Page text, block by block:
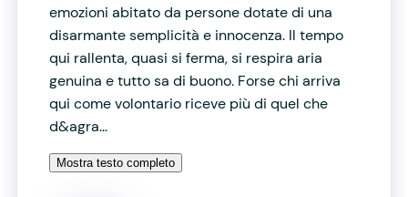
emozioni abitato da persone dotate di una
disarmante semplicità e innocenza. Il tempo
qui rallenta, quasi si ferma, si respira aria
genuina e tutto sa di buono. Forse chi arriva
qui come volontario riceve più di quel che
d&agra...
Mostra testo completo